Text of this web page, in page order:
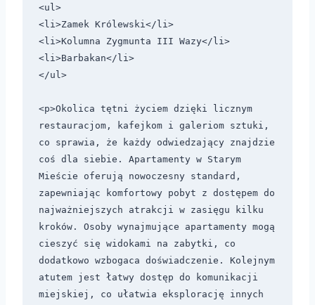
<ul>
<li>Zamek Królewski</li>
<li>Kolumna Zygmunta III Wazy</li>
<li>Barbakan</li>
</ul>
<p>Okolica tętni życiem dzięki licznym
restauracjom, kafejkom i galeriom sztuki,
co sprawia, że każdy odwiedzający znajdzie
coś dla siebie. Apartamenty w Starym
Mieście oferują nowoczesny standard,
zapewniając komfortowy pobyt z dostępem do
najważniejszych atrakcji w zasięgu kilku
kroków. Osoby wynajmujące apartamenty mogą
cieszyć się widokami na zabytki, co
dodatkowo wzbogaca doświadczenie. Kolejnym
atutem jest łatwy dostęp do komunikacji
miejskiej, co ułatwia eksplorację innych